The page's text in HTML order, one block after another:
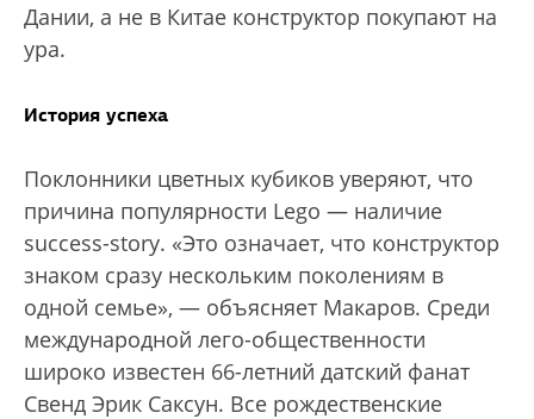
Дании, а не в Китае конструктор покупают на
ура.
История успеха
Поклонники цветных кубиков уверяют, что
причина популярности Lego — наличие
success-story. «Это означает, что конструктор
знаком сразу нескольким поколениям в
одной семье», — объясняет Макаров. Среди
международной лего-общественности
широко известен 66-летний датский фанат
Свенд Эрик Саксун. Все рождественские